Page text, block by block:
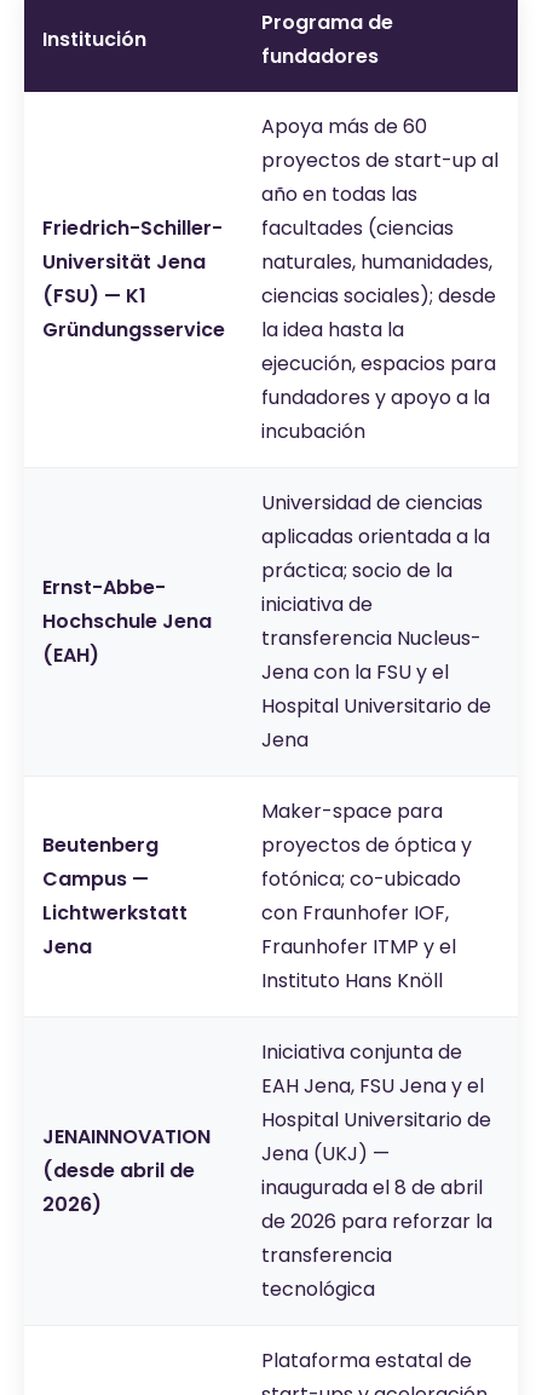
Institución
Programa de
fundadores
Friedrich-Schiller-
Universität Jena
(FSU) — K1
Gründungsservice
Apoya más de 60
proyectos de start-up al
año en todas las
facultades (ciencias
naturales, humanidades,
ciencias sociales); desde
la idea hasta la
ejecución, espacios para
fundadores y apoyo a la
incubación
Ernst-Abbe-
Hochschule Jena
(EAH)
Universidad de ciencias
aplicadas orientada a la
práctica; socio de la
iniciativa de
transferencia Nucleus-
Jena con la FSU y el
Hospital Universitario de
Jena
Beutenberg
Campus —
Lichtwerkstatt
Jena
Maker-space para
proyectos de óptica y
fotónica; co-ubicado
con Fraunhofer IOF,
Fraunhofer ITMP y el
Instituto Hans Knöll
JENAINNOVATION
(desde abril de
2026)
Iniciativa conjunta de
EAH Jena, FSU Jena y el
Hospital Universitario de
Jena (UKJ) —
inaugurada el 8 de abril
de 2026 para reforzar la
transferencia
tecnológica
Plataforma estatal de